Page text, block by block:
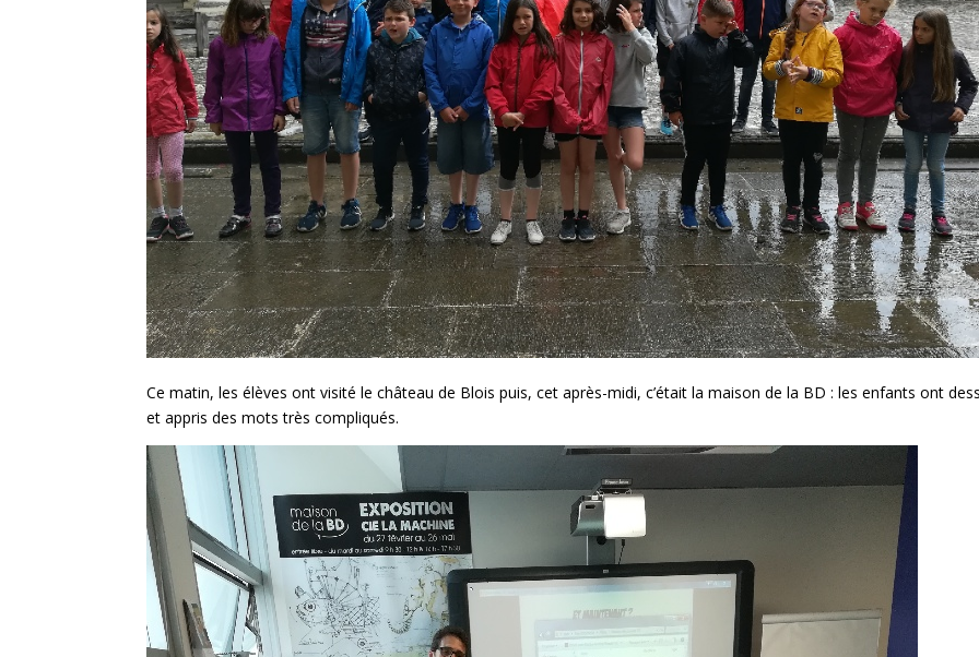
Ce matin, les élèves ont visité le château de Blois puis, cet après-midi, c’était la maison de la BD : les enfants ont
et appris des mots très compliqués.